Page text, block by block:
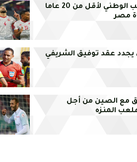
تصفيات الكان: المنتخب الوطني لأقل من 20 عاما
مصر
يجدد عقد توفيق الشريفي
مع الصين من أجل
المنزه